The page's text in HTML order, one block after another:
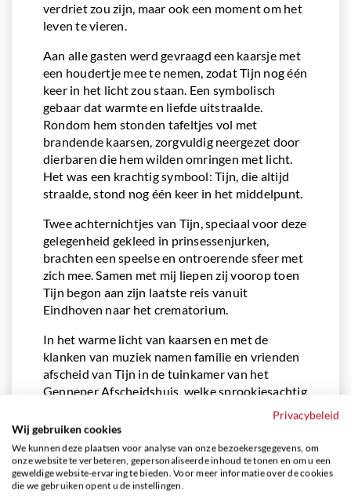
verdriet zou zijn, maar ook een moment om het
leven te vieren.
Aan alle gasten werd gevraagd een kaarsje met
een houdertje mee te nemen, zodat Tijn nog één
keer in het licht zou staan. Een symbolisch
gebaar dat warmte en liefde uitstraalde.
Rondom hem stonden tafeltjes vol met
brandende kaarsen, zorgvuldig neergezet door
dierbaren die hem wilden omringen met licht.
Het was een krachtig symbool: Tijn, die altijd
straalde, stond nog één keer in het middelpunt.
Twee achternichtjes van Tijn, speciaal voor deze
gelegenheid gekleed in prinsessenjurken,
brachten een speelse en ontroerende sfeer met
zich mee. Samen met mij liepen zij voorop toen
Tijn begon aan zijn laatste reis vanuit
Eindhoven naar het crematorium.
In het warme licht van kaarsen en met de
klanken van muziek namen familie en vrienden
afscheid van Tijn in de tuinkamer van het
Genneper Afscheidshuis, welke sprookjesachtig
was aangekleed. Ballonnen, kaarsen, bloemen
en warme kleuren maakten de ruimte tot een
plek die Tijn eerde op een manier die bij hem
paste.
De familie kijkt met een warm gevoel terug op
Privacybeleid
Wij gebruiken cookies
We kunnen deze plaatsen voor analyse van onze bezoekersgegevens, om
onze website te verbeteren, gepersonaliseerde inhoud te tonen en om u een
geweldige website-ervaring te bieden. Voor meer informatie over de cookies
die we gebruiken opent u de instellingen.